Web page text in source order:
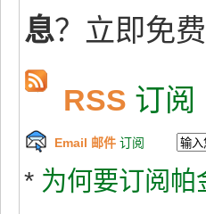
息？立即免
RSS 订阅
Email 邮件 订阅
* 为何要订阅